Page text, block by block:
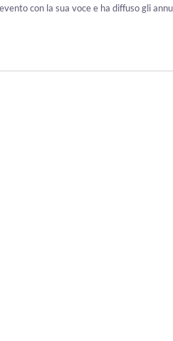
con la sua voce e ha diffuso gli